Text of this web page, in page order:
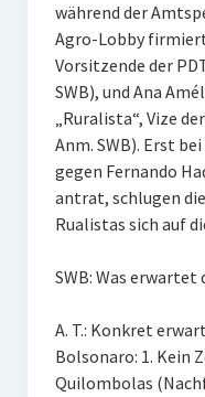
während der
Agro-Lobby
Vorsitzende der
SWB), und Ana
„Ruralista“, Vize
Anm. SWB). Erst
gegen Fernando
antrat, schlugen
Rualistas sich auf
SWB: Was
A. T.: Konkret
Bolsonaro: 1. Kein
Quilombolas